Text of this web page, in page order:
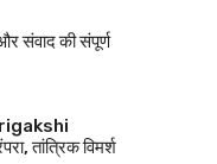
संवाद की संपूर्ण
तांत्रिक विमर्श